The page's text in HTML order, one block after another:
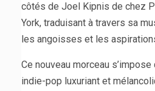
côtés de Joel Kipnis de chez
York, traduisant à travers sa
les angoisses et les
Ce nouveau morceau
indie-pop luxuriant et